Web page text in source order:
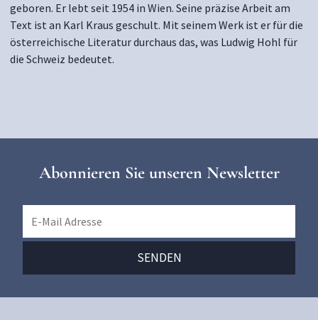
geboren. Er lebt seit 1954 in Wien. Seine präzise Arbeit am
Text ist an Karl Kraus geschult. Mit seinem Werk ist er für die
österreichische Literatur durchaus das, was Ludwig Hohl für
die Schweiz bedeutet.
Abonnieren Sie unseren Newsletter